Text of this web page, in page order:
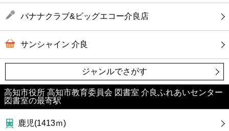
ファーストフード
カフェ
ショッピング
銀行
公共
バナナクラブ&ビッグエコー介良店
サンシャイン 介良
ジャンルでさがす
高知市役所 高知市教育委員会 図書室 介良ふれあいセンター
図書室の最寄駅
鹿児(1413ｍ)